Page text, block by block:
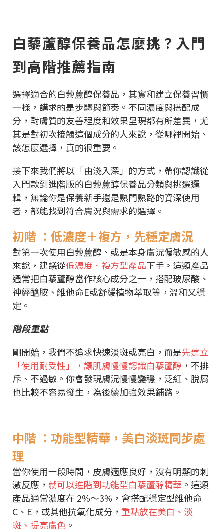
白藜蘆醇保養品怎麼挑？入門
到高階推薦指南
選擇適合的白藜蘆醇保養品，其實和建立保養習慣
一樣，講求的是步驟與節奏。不同濃度與搭配成
分，對膚質的友善程度和效果呈現都有所差異，尤
其是對初次接觸這個成分的人來說，從哪裡開始、
該怎麼選擇，真的很重要。
接下來我們將以「由淺入深」的方式，帶你認識從
入門款到進階版的白藜蘆醇保養品分類與挑選邏
輯，無論你是保養新手還是熟門熟路的資深使用
者，都能找到符合膚況與需求的選擇。
初階 ：低濃度＋複方，先穩定膚況
對第一次使用白藜蘆醇、或是本身膚況偏敏感的人
來說，建議從低濃度、複方型產品下手。這類產品
通常把白藜蘆醇當作核心成分之一，搭配玻尿酸、
神經醯胺、維他命E或舒緩植物萃取等，溫和又穩
定。
階段重點
剛開始，我們不追求快速淡斑或亮白，而是先建立
「使用耐受性」，讓肌膚慢慢認識白藜蘆醇 ，不排
斥、不過敏。你會發現膚況慢慢變穩，泛紅、脫屑
也比較不容易發生，為後續加強效果鋪路。
中階 ：功能型精華，美白淡斑同步處
理
當你使用一段時間，皮膚適應良好，沒有明顯的刺
激反應， 就可以進階到功能型白藜蘆醇精華 。這類
產品通常濃度在 2%～3%，會搭配穩定型維他命
C、E，或其他抗氧化成分， 重點放在美白、淡
斑、提亮膚色 。